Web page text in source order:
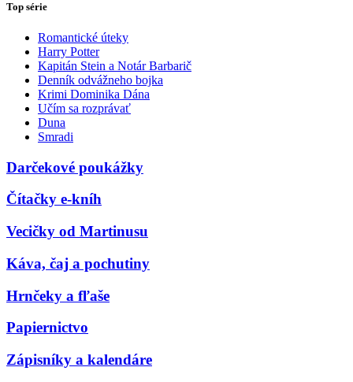
Top série
Romantické úteky
Harry Potter
Kapitán Stein a Notár Barbarič
Denník odvážneho bojka
Krimi Dominika Dána
Učím sa rozprávať
Duna
Smradi
Darčekové poukážky
Čítačky e-kníh
Vecičky od Martinusu
Káva, čaj a pochutiny
Hrnčeky a fľaše
Papiernictvo
Zápisníky a kalendáre